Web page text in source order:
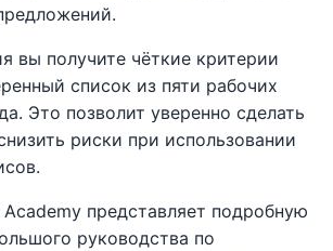
вы получите чёткие критерии
список из пяти рабочих
Это позволит уверенно сделать
риски при использовании
представляет подробную
руководства по